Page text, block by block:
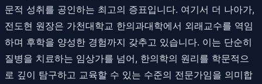
문적 성취를 공인하는 최고의 증표입니다. 여기서 더 나아가,
전도현 원장은 가천대학교 한의과대학에서 외래교수를 역임
하며 후학을 양성한 경험까지 갖추고 있습니다. 이는 단순히
질병을 치료하는 임상가를 넘어, 한의학의 원리를 학문적으
로 깊이 탐구하고 교육할 수 있는 수준의 전문가임을 의미합